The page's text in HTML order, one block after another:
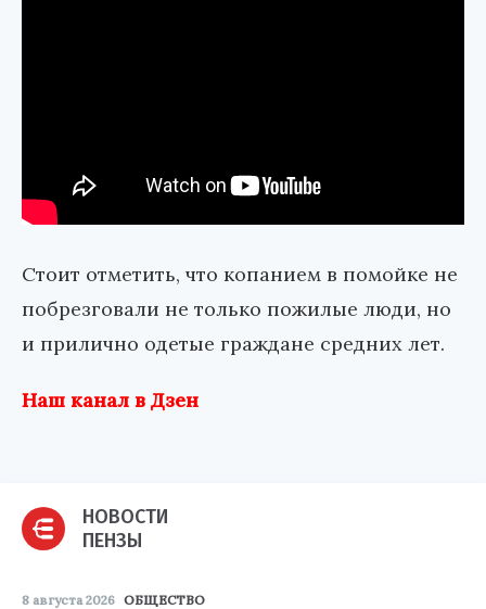
Стоит отметить, что копанием в помойке не
побрезговали не только пожилые люди, но
и прилично одетые граждане средних лет.
Наш канал в Дзен
НОВОСТИ
ПЕНЗЫ
8 августа 2026 ОБЩЕСТВО